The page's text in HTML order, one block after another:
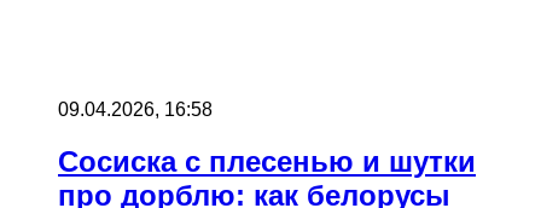
09.04.2026, 16:58
Сосиска с плесенью и шутки
про дорблю: как белорусы